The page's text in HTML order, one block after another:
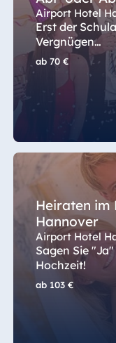
China
Hotel Taicang
Hotel &
Italien
Resort Calabria
Malta
TitiseeHotel
Strandhotel
Hotel Ulm
Hotel
Airport Hotel
Erst der
Vergnügen…
ab70 €
Heiraten
Hannover
Airport Hotel
Sagen Sie
Hochzeit!
ab103 €